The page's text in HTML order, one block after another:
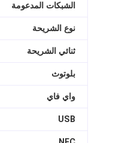
الشبكات المدعومة
نوع الشريحة
ثنائي الشريحة
بلوتوث
واي فاي
USB